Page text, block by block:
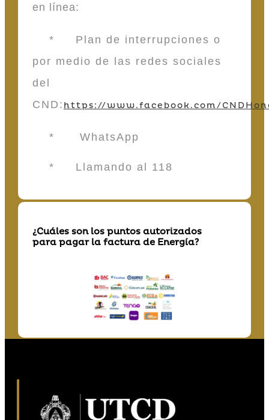
en línea:
* Plan de interrupciones o
por medio de las redes sociales
del
CND: https://www.facebook.com/
* WhatsApp
* Llamando al 118
¿Cuáles son los puntos autorizados
para pagar la factura de Energía?